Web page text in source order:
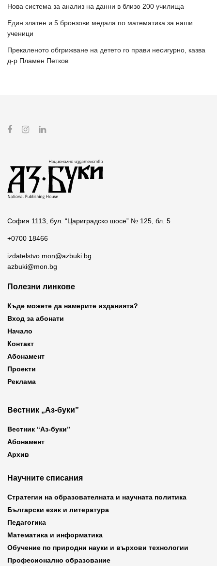
Нова система за анализ на данни в близо 200 училища
Един златен и 5 бронзови медала по математика за наши
ученици
Прекаленото обгрижване на детето го прави несигурно, казва
д-р Пламен Петков
София 1113, бул. “Цариградско шосе” № 125, бл. 5
+0700 18466
izdatelstvo.mon@azbuki.bg
azbuki@mon.bg
Полезни линкове
Къде можете да намерите изданията?
Вход за абонати
Начало
Контакт
Абонамент
Проекти
Реклама
Вестник „Аз-буки”
Вестник “Аз-буки”
Абонамент
Архив
Научните списания
Стратегии на образователната и научната политика
Български език и литература
Педагогика
Математика и информатика
Обучение по природни науки и върхови технологии
Професионално образование